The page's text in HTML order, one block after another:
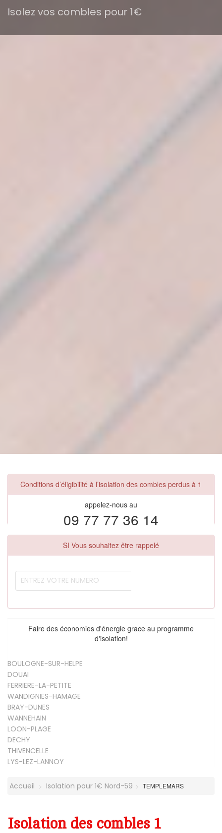
Isolez vos combles pour 1€
Conditions d’éligibilité à l’isolation des combles perdus à 1
appelez-nous au
09 77 77 36 14
SI Vous souhaitez être rappelé
Faire des économies d'énergie grace au programme
d'isolation!
BOULOGNE-SUR-HELPE
DOUAI
FERRIERE-LA-PETITE
WANDIGNIES-HAMAGE
BRAY-DUNES
WANNEHAIN
LOON-PLAGE
DECHY
THIVENCELLE
LYS-LEZ-LANNOY
Accueil Isolation pour 1€ Nord-59 TEMPLEMARS
Isolation des combles 1